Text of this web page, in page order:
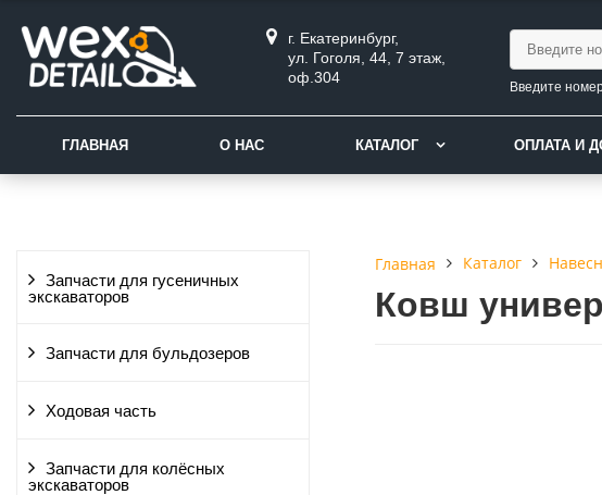
г. Екатеринбург,
ул. Гоголя, 44, 7 этаж,
оф.304
Введите
ГЛАВНАЯ О НАС КАТАЛОГ ОПЛАТА И
Запчасти для гусеничных
экскаваторов
Запчасти для бульдозеров
Ходовая часть
Запчасти для колёсных
экскаваторов
Главная Каталог
Ковш